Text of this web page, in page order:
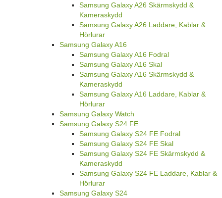
Samsung Galaxy A26 Skärmskydd &
Kameraskydd
Samsung Galaxy A26 Laddare, Kablar &
Hörlurar
Samsung Galaxy A16
Samsung Galaxy A16 Fodral
Samsung Galaxy A16 Skal
Samsung Galaxy A16 Skärmskydd &
Kameraskydd
Samsung Galaxy A16 Laddare, Kablar &
Hörlurar
Samsung Galaxy Watch
Samsung Galaxy S24 FE
Samsung Galaxy S24 FE Fodral
Samsung Galaxy S24 FE Skal
Samsung Galaxy S24 FE Skärmskydd &
Kameraskydd
Samsung Galaxy S24 FE Laddare, Kablar &
Hörlurar
Samsung Galaxy S24